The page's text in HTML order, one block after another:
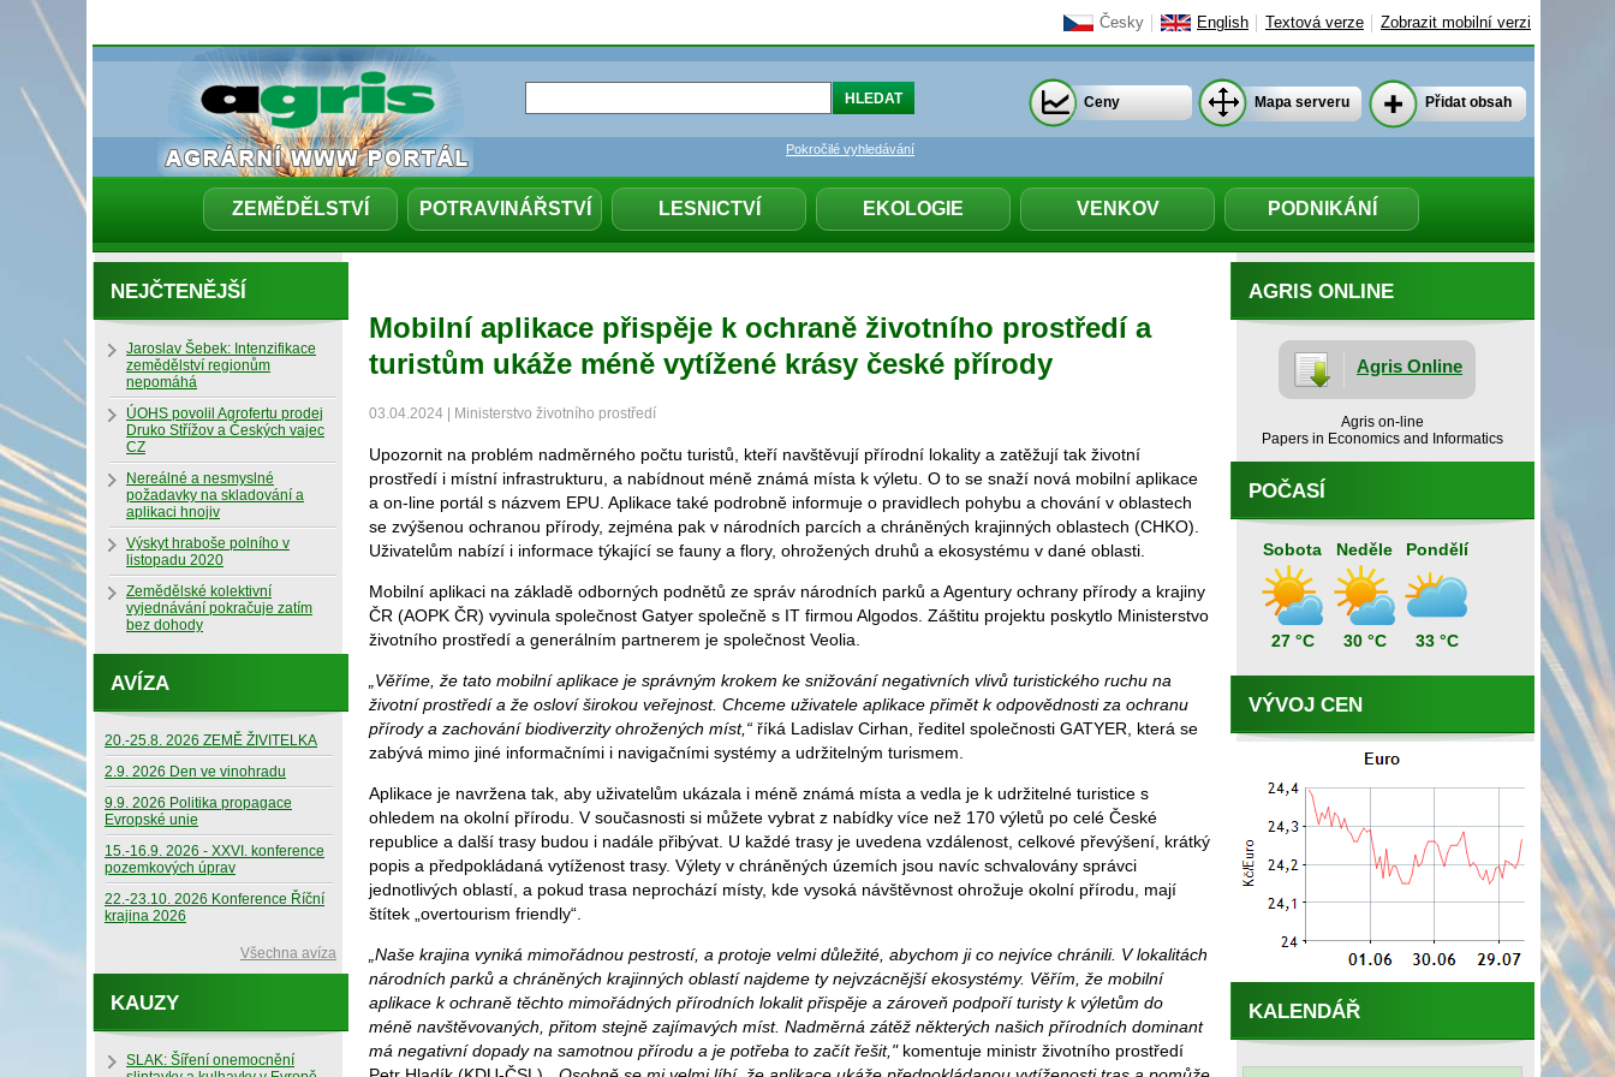
Česky English Textová verze Zobrazit mobilní verzi
ZEMĚDĚLSTVÍ POTRAVINÁŘSTVÍ LESNICTVÍ EKOLOGIE VENKOV PODNIKÁNÍ
Pokročilé vyhledávání
Ceny Mapa serveru Přidat obsah
Mobilní aplikace přispěje k ochraně životního prostředí a
turistům ukáže méně vytížené krásy české přírody
03.04.2024 | Ministerstvo životního prostředí
Upozornit na problém nadměrného počtu turistů, kteří navštěvují přírodní lokality a zatěžují tak životní
prostředí i místní infrastrukturu, a nabídnout méně známá místa k výletu. O to se snaží nová mobilní aplikace
a on-line portál s názvem EPU. Aplikace také podrobně informuje o pravidlech pohybu a chování v oblastech
se zvýšenou ochranou přírody, zejména pak v národních parcích a chráněných krajinných oblastech (CHKO).
Uživatelům nabízí i informace týkající se fauny a flory, ohrožených druhů a ekosystému v dané oblasti.
Mobilní aplikaci na základě odborných podnětů ze správ národních parků a Agentury ochrany přírody a krajiny
ČR (AOPK ČR) vyvinula společnost Gatyer společně s IT firmou Algodos. Záštitu projektu poskytlo Ministerstvo
životního prostředí a generálním partnerem je společnost Veolia.
„Věříme, že tato mobilní aplikace je správným krokem ke snižování negativních vlivů turistického ruchu na
životní prostředí a že osloví širokou veřejnost. Chceme uživatele aplikace přimět k odpovědnosti za ochranu
přírody a zachování biodiverzity ohrožených míst,“ říká Ladislav Cirhan, ředitel společnosti GATYER, která se
zabývá mimo jiné informačními i navigačními systémy a udržitelným turismem.
Aplikace je navržena tak, aby uživatelům ukázala i méně známá místa a vedla je k udržitelné turistice s
ohledem na okolní přírodu. V současnosti si můžete vybrat z nabídky více než 170 výletů po celé České
republice a další trasy budou i nadále přibývat. U každé trasy je uvedena vzdálenost, celkové převýšení, krátký
popis a předpokládaná vytíženost trasy. Výlety v chráněných územích jsou navíc schvalovány správci
jednotlivých oblastí, a pokud trasa neprochází místy, kde vysoká návštěvnost ohrožuje okolní přírodu, mají
štítek „overtourism friendly“.
„Naše krajina vyniká mimořádnou pestrostí, a protoje velmi důležité, abychom ji co nejvíce chránili. V lokalitách
národních parků a chráněných krajinných oblastí najdeme ty nejvzácnější ekosystémy. Věřím, že mobilní
aplikace k ochraně těchto mimořádných přírodních lokalit přispěje a zároveň podpoří turisty k výletům do
méně navštěvovaných, přitom stejně zajímavých míst. Nadměrná zátěž některých našich přírodních dominant
má negativní dopady na samotnou přírodu a je potřeba to začít řešit,"komentuje ministr životního prostředí
AGRIS ONLINE
Agris Online
Agris on-line
Papers in Economics and Informatics
POČASÍ
Sobota
27 °C
Neděle
30 °C
Pondělí
33 °C
VÝVOJ CEN
KALENDÁŘ
NEJČTENĚJŠÍ
Jaroslav Šebek: Intenzifikace
zemědělství regionům
nepomáhá
ÚOHS povolil Agrofertu prodej
Druko Střížov a Českých vajec
CZ
Nereálné a nesmyslné
požadavky na skladování a
aplikaci hnojiv
Výskyt hraboše polního v
listopadu 2020
Zemědělské kolektivní
vyjednávání pokračuje zatím
bez dohody
AVÍZA
20.-25.8. 2026 ZEMĚ ŽIVITELKA
2.9. 2026 Den ve vinohradu
9.9. 2026 Politika propagace
Evropské unie
15.-16.9. 2026 - XXVI. konference
pozemkových úprav
22.-23.10. 2026 Konference Říční
krajina 2026
Všechna avíza
KAUZY
SLAK: Šíření onemocnění